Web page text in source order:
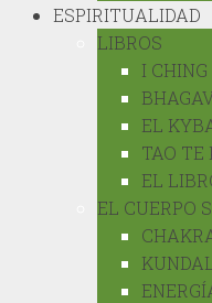
ESPIRITUALIDAD
LIBROS
I CHING
EL
TAO TE
EL
EL CUERPO